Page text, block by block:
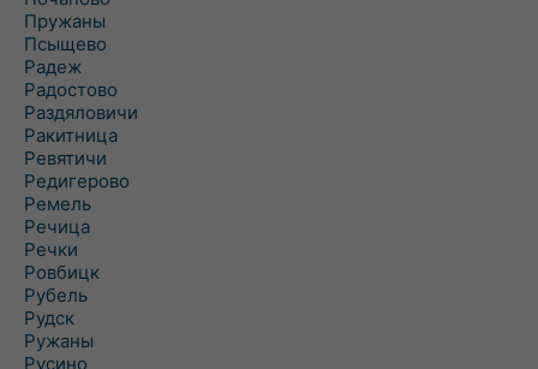
Пружаны
Псыщево
Радеж
Радостово
Раздяловичи
Ракитница
Ревятичи
Редигерово
Ремель
Речица
Речки
Ровбицк
Рубель
Рудск
Ружаны
Русино